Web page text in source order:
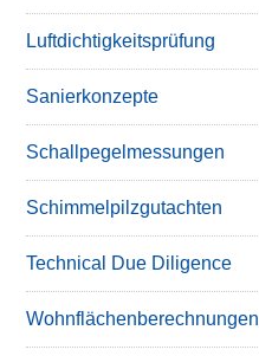
Luftdichtigkeitsprüfung
Sanierkonzepte
Schallpegelmessungen
Schimmelpilzgutachten
Technical Due Diligence
Wohnflächenberechnungen